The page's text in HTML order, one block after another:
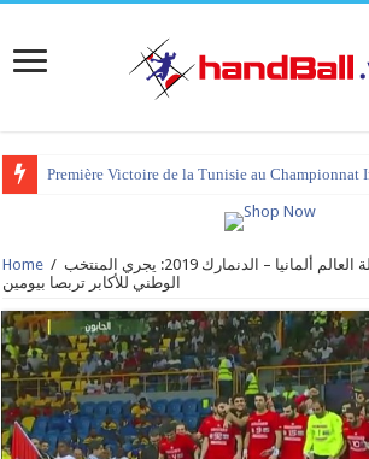
Première Victoire de la Tunisie au
Home / بطولة العالم ألمانيا – الدنمارك 2019: يجري المنتخب
الوطني للأكابر تربصا بيومين